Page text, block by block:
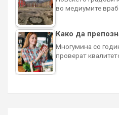
во медиумите
Како да
Многумина со
проверат